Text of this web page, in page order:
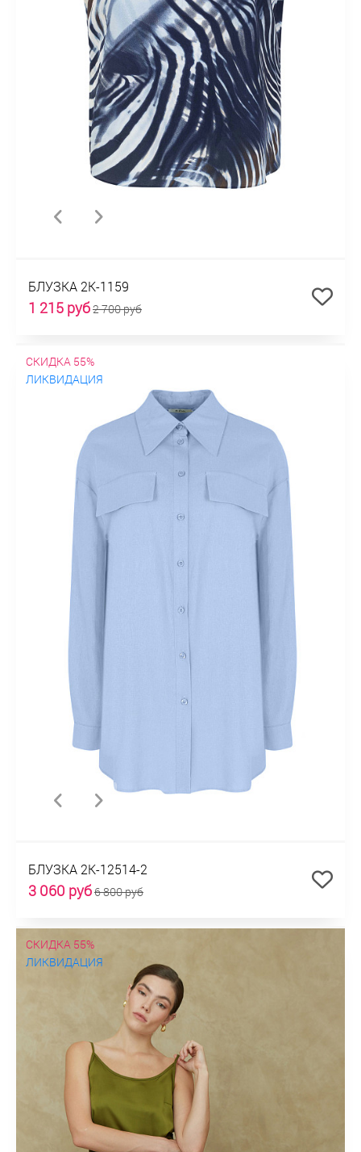
БЛУЗКА 2К-1159
1 215 руб2 700 руб
СКИДКА 55%
ЛИКВИДАЦИЯ
БЛУЗКА 2К-12514-2
3 060 руб6 800 руб
СКИДКА 55%
ЛИКВИДАЦИЯ